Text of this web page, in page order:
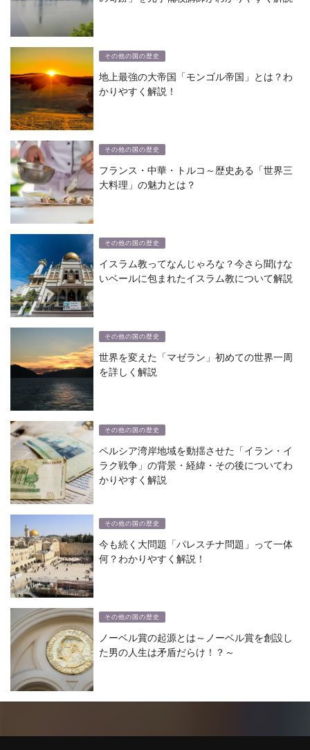
その他の国の歴史
地上最強の大帝国「モンゴル帝国」とは？わ
かりやすく解説！
その他の国の歴史
フランス・中華・トルコ～歴史ある「世界三
大料理」の魅力とは？
その他の国の歴史
イスラム教ってなんじゃろな？今さら聞けな
いベールに包まれたイスラム教について解説
その他の国の歴史
世界を変えた「マゼラン」初めての世界一周
を詳しく解説
その他の国の歴史
ペルシア湾岸地域を動揺させた「イラン・イ
ラク戦争」の背景・経緯・その後についてわ
かりやすく解説
その他の国の歴史
今も続く大問題「パレスチナ問題」って一体
何？わかりやすく解説！
その他の国の歴史
ノーベル賞の起源とは～ノーベル賞を創設し
た男の人生は矛盾だらけ！？～